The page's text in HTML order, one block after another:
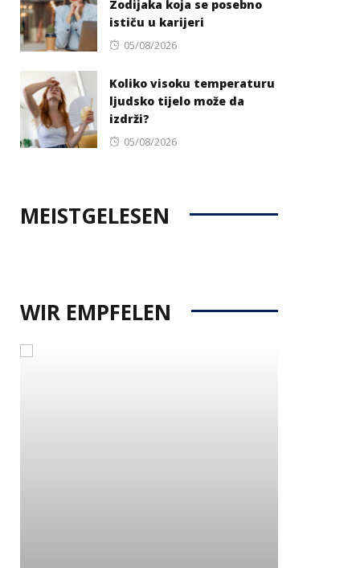
Zodijaka koja se posebno
ističu u karijeri
Posted
05/08/2026
Koliko visoku temperaturu
ljudsko tijelo može da
izdrži?
Posted
05/08/2026
MEISTGELESEN
WIR EMPFELEN